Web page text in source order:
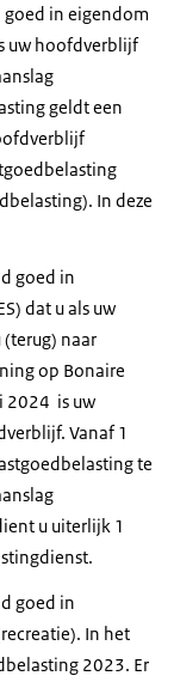
in eigendom
uw hoofdverblijf
geldt een
In deze
goed in
dat u als uw
naar
op Bonaire
2024 is uw
Vanaf 1
te
u uiterlijk 1
goed in
In het
2023. Er